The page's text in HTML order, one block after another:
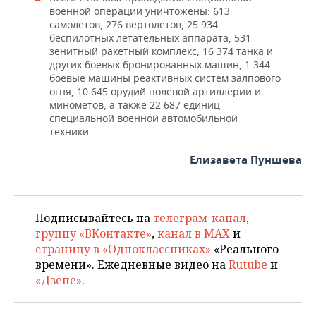
военной операции уничтожены: 613
самолетов, 276 вертолетов, 25 934
беспилотных летательных аппарата, 531
зенитный ракетный комплекс, 16 374 танка и
других боевых бронированных машин, 1 344
боевые машины реактивных систем залпового
огня, 10 645 орудий полевой артиллерии и
минометов, а также 22 687 единиц
специальной военной автомобильной
техники.
Елизавета Пуншева
Подписывайтесь на телеграм-канал,
группу «ВКонтакте»,канал в MAXи
страницу в «Одноклассниках» «Реального
времени». Ежедневные видео наRutube и
«Дзене».